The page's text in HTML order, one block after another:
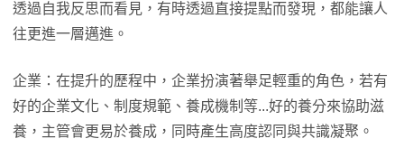
透過自我反思而看見，有時透過直接提點而發現，都能讓人
往更進一層邁進。
企業：在提升的歷程中，企業扮演著舉足輕重的角色，若有
好的企業文化、制度規範、養成機制等...好的養分來協助滋
養，主管會更易於養成，同時產生高度認同與共識凝聚。